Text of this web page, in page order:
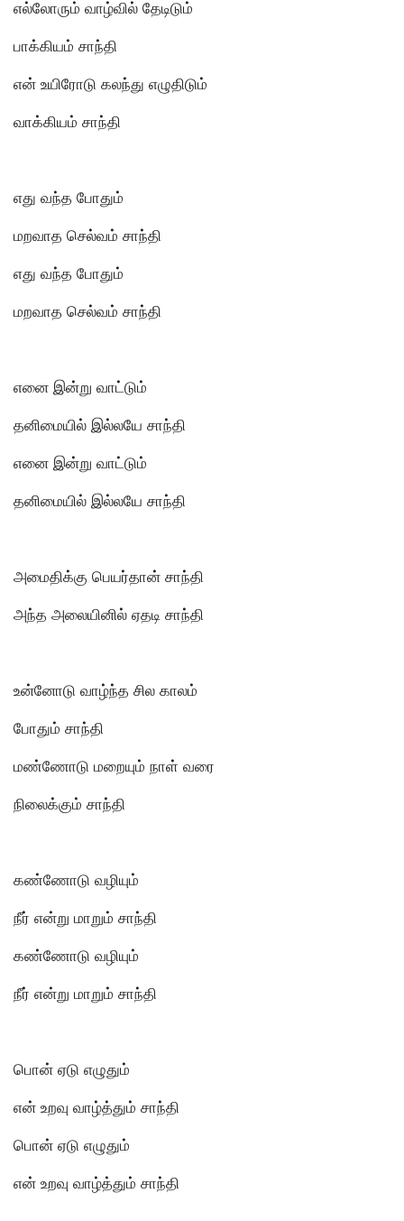
எல்லோரும் வாழ்வில் தேடிடும்
பாக்கியம் சாந்தி
என் உயிரோடு கலந்து எழுதிடும்
வாக்கியம் சாந்தி
எது வந்த போதும்
மறவாத செல்வம் சாந்தி
எது வந்த போதும்
மறவாத செல்வம் சாந்தி
எனை இன்று வாட்டும்
தனிமையில் இல்லயே சாந்தி
எனை இன்று வாட்டும்
தனிமையில் இல்லயே சாந்தி
அமைதிக்கு பெயர்தான் சாந்தி
அந்த அலையினில் ஏதடி சாந்தி
உன்னோடு வாழ்ந்த சில காலம்
போதும் சாந்தி
மண்ணோடு மறையும் நாள் வரை
நிலைக்கும் சாந்தி
கண்ணோடு வழியும்
நீர் என்று மாறும் சாந்தி
கண்ணோடு வழியும்
நீர் என்று மாறும் சாந்தி
பொன் ஏடு எழுதும்
என் உறவு வாழ்த்தும் சாந்தி
பொன் ஏடு எழுதும்
என் உறவு வாழ்த்தும் சாந்தி